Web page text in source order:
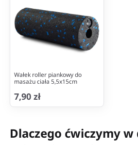
Wałek roller piankowy do
masażu ciała 5,5x15cm
7,90 zł
Dlaczego ćwiczymy w